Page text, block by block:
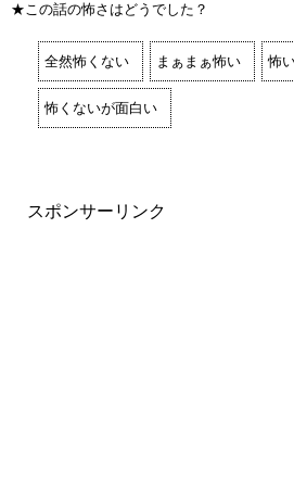
★この話の怖さはどうでした？
全然怖くない まぁまぁ怖い 怖
怖くないが面白い
スポンサーリンク